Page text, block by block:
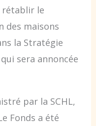
rétablir le
des maisons
la Stratégie
sera annoncée
par la SCHL,
Fonds a été